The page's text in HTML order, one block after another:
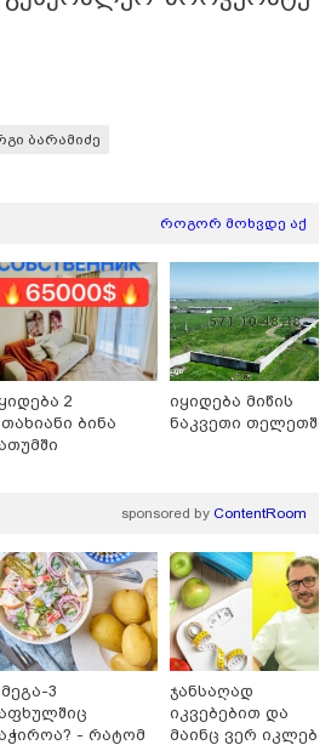
რომ ჩვენები ხელებაწეულს ან
ეგ არასდროს მინახავს
ბარამიძე
როგორ მოხვდე აქ
2
ბინა
იყიდება მიწის
ნაკვეთი თელეთში
sponsored by ContentRoom
3
- რატომ
ჯანსაღად
იკვებებით და
მაინც ვერ იკლებთ